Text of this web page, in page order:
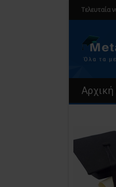
Τελευταία